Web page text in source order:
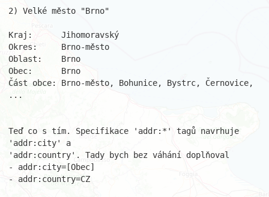
2) Velké město "Brno"
Kraj:      Jihomoravský
Okres:     Brno-město
Oblast:    Brno
Obec:      Brno
Část obce: Brno-město, Bohunice, Bystrc, Černovice,
...
Teď co s tím. Specifikace 'addr:*' tagů navrhuje
'addr:city' a
'addr:country'. Tady bych bez váhání doplňoval
- addr:city=[Obec]
- addr:country=CZ